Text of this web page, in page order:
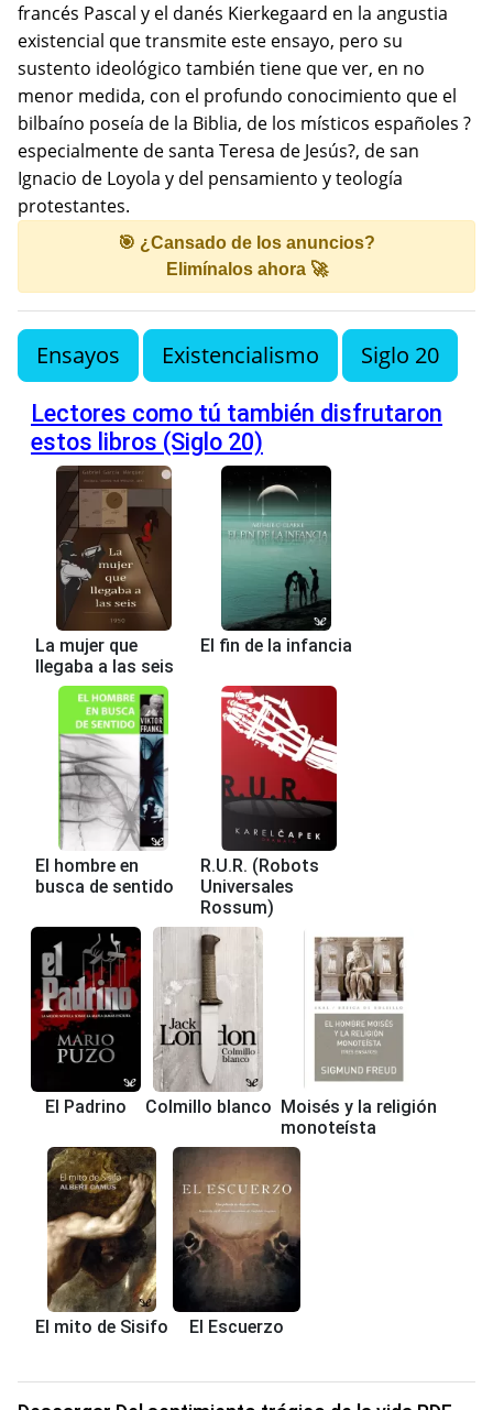
francés Pascal y el danés Kierkegaard en la angustia
existencial que transmite este ensayo, pero su
sustento ideológico también tiene que ver, en no
menor medida, con el profundo conocimiento que el
bilbaíno poseía de la Biblia, de los místicos españoles ?
especialmente de santa Teresa de Jesús?, de san
Ignacio de Loyola y del pensamiento y teología
protestantes.
🎯 ¿Cansado de los anuncios?
Elimínalos ahora 🚀
Ensayos Existencialismo Siglo 20
Lectores como tú también disfrutaron
estos libros (Siglo 20)
La mujer que
llegaba a las seis
El fin de la infancia
El hombre en
busca de sentido
R.U.R. (Robots
Universales
Rossum)
El Padrino Colmillo blanco Moisés y la religión
monoteísta
El mito de Sisifo El Escuerzo